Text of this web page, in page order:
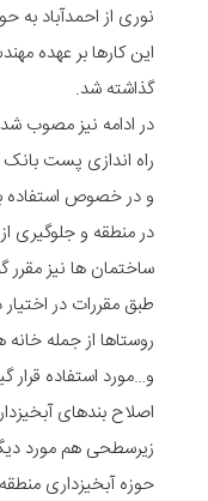
نوری از احمدآباد به
این کارها بر عهده
گذاشته شد.
در ادامه نیز مصوب
راه اندازی پست
و در خصوص استفاده
در منطقه و جلوگیری
ساختمان ها نیز مقرر
طبق مقررات در
روستاها از جمله
و…مورد استفاده قرار
اصلاح بندهای
زیرسطحی هم مورد
حوزه آبخیزداری